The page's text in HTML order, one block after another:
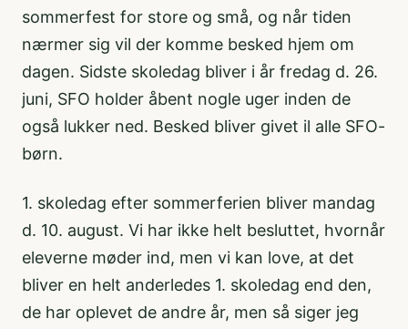
sommerfest for store og små, og når tiden
nærmer sig vil der komme besked hjem om
dagen. Sidste skoledag bliver i år fredag d. 26.
juni, SFO holder åbent nogle uger inden de
også lukker ned. Besked bliver givet il alle SFO-
børn.
1. skoledag efter sommerferien bliver mandag
d. 10. august. Vi har ikke helt besluttet, hvornår
eleverne møder ind, men vi kan love, at det
bliver en helt anderledes 1. skoledag end den,
de har oplevet de andre år, men så siger jeg